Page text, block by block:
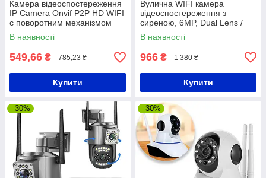
Камера відеоспостереження
IP Camera Onvif P2P HD WIFI
c поворотним механізмом
В наявності
549,66 ₴ 785,23 ₴
Купити
Вулична WIFI камера
відеоспостереження з
сиреною, 6MP, Dual Lens /
Поворотна камера
спостереження / Вайфай
камера
В наявності
966 ₴ 1 380 ₴
Купити
–30% –30%